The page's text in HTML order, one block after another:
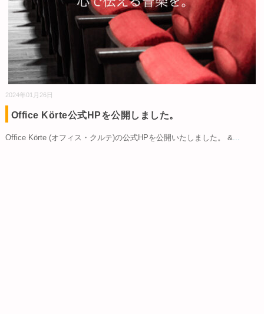
2024年01月26日
Office Körte公式HPを公開しました。
Office Körte (オフィス・クルテ)の公式HPを公開いたしました。 &...